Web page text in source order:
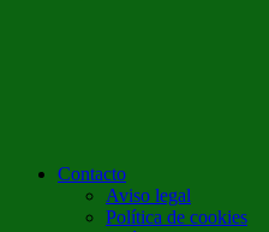
Contacto
Aviso legal
Política de cookies